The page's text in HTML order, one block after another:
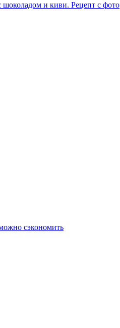
и киви. Рецепт с фото
сэкономить